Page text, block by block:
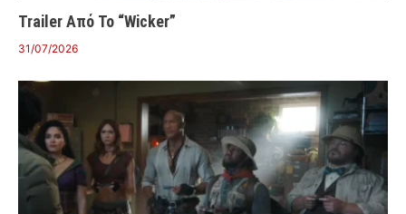
Trailer Από Το “Wicker”
31/07/2026